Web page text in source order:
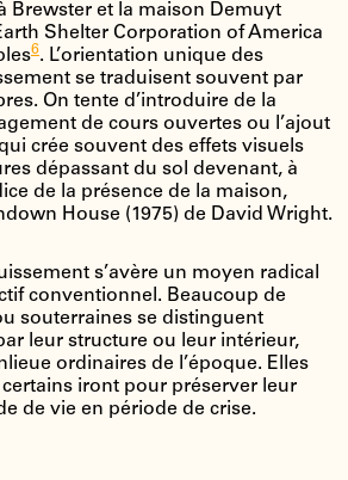
Brewster et la maison Demuyt
Shelter Corporation of America
6. L’orientation unique des
se traduisent souvent par
On tente d’introduire de la
de cours ouvertes ou l’ajout
crée souvent des effets visuels
dépassant du sol devenant, à
de la présence de la maison,
House (1975) de David Wright.
s’avère un moyen radical
conventionnel. Beaucoup de
souterraines se distinguent
leur structure ou leur intérieur,
ordinaires de l’époque. Elles
iront pour préserver leur
de vie en période de crise.